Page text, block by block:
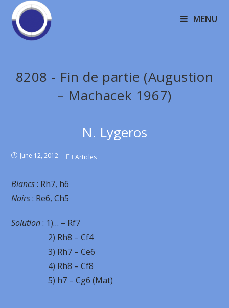
MENU
8208 - Fin de partie (Augustion
– Machacek 1967)
N. Lygeros
June 12, 2012 Articles
Blancs: Rh7, h6
Noirs: Re6, Ch5
Solution: 1)… – Rf7
2) Rh8 – Cf4
3) Rh7 – Ce6
4) Rh8 – Cf8
5) h7 – Cg6 (Mat)